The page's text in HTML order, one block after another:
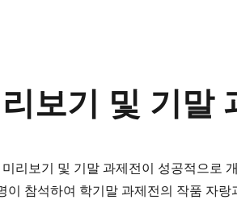
보기 및 기말
리보기 및 기말 과제전이 성공적으로
이 참석하여 학기말 과제전의 작품 자랑